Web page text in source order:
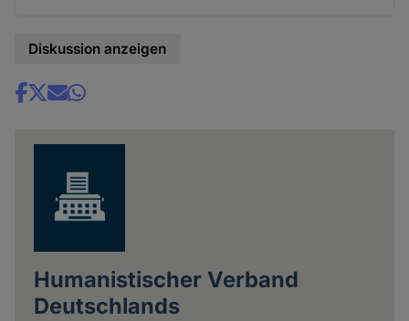
Diskussion anzeigen
Share
Humanistischer Verband
Deutschlands